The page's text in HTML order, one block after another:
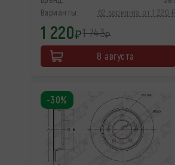
Варианты:
62 варианта от 1 220 ₽
1 220₽1 743₽
8 августа
-30%